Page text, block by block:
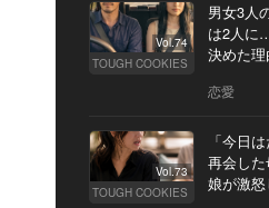
Vol.74
TOUGH COOKIES
男女3人
は2人に
決めた理
恋愛
Vol.73
TOUGH COOKIES
「今日
再会した
娘が激